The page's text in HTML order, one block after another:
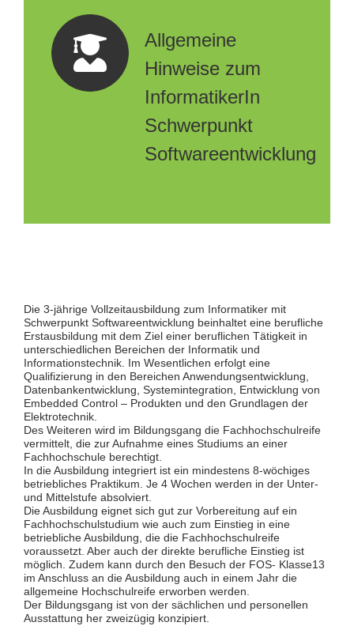
Allgemeine
Hinweise zum
InformatikerIn
Schwerpunkt
Softwareentwicklung
Die 3-jährige Vollzeitausbildung zum Informatiker mit
Schwerpunkt Softwareentwicklung beinhaltet eine berufliche
Erstausbildung mit dem Ziel einer beruflichen Tätigkeit in
unterschiedlichen Bereichen der Informatik und
Informationstechnik. Im Wesentlichen erfolgt eine
Qualifizierung in den Bereichen Anwendungsentwicklung,
Datenbankentwicklung, Systemintegration, Entwicklung von
Embedded Control – Produkten und den Grundlagen der
Elektrotechnik.
Des Weiteren wird im Bildungsgang die Fachhochschulreife
vermittelt, die zur Aufnahme eines Studiums an einer
Fachhochschule berechtigt.
In die Ausbildung integriert ist ein mindestens 8-wöchiges
betriebliches Praktikum. Je 4 Wochen werden in der Unter-
und Mittelstufe absolviert.
Die Ausbildung eignet sich gut zur Vorbereitung auf ein
Fachhochschulstudium wie auch zum Einstieg in eine
betriebliche Ausbildung, die die Fachhochschulreife
voraussetzt. Aber auch der direkte berufliche Einstieg ist
möglich. Zudem kann durch den Besuch der FOS- Klasse13
im Anschluss an die Ausbildung auch in einem Jahr die
allgemeine Hochschulreife erworben werden.
Der Bildungsgang ist von der sächlichen und personellen
Ausstattung her zweizügig konzipiert.